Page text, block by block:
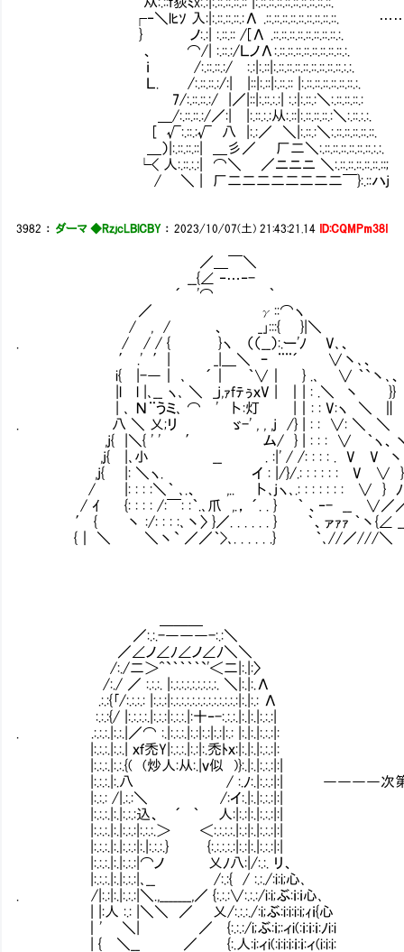
┌‐＼lﾋｿ 入:|:.::.::.::.:Λ .::.::.::.::.::.::.::.::.::. ……その
} ノ:.:| :.::.:: /[Λ .::.::.::.::.::.::.::.::.:.
、 ⌒/| :.::.:/ＬノΛ:.::.::.::.::.::.::.::.::.:.
ｉ /:.::.::.:/ :.:|:.::|:.::.::.::.::.::.::.::.::.:.:.
Ｌ. /:.::.::.:/:| |::|:.::|:.::.:: |:.::.::.::.::.::.::.:.
7/:.::.::.:/ |／|::|:.::.:.:| :.:|:.::.:＼:.::.::.::.:
＿/:.::.::.:/／:| |:.::.:.:从:.::|:.::.::.::.:＼:.::.:.:.
[ √:.::.:√ 八 |:.:／ ＼|:.::.:＼:.::.::.::.::.::.
＿）|:.::.::.::| ＿彡／ 厂二＼:.::.::.::.::.::.::.:.:.
└< 人:.::.:.:| ⌒＼ ／ニニニ ＼:.::.::.::.::.::.::;
/ ＼ | 厂二二二二二二二二￣}:.::ハj
3982 ： ダーマ ◆RzjcLBlCBY：2023/10/07(土) 21:43:21.14 ID:CQMPm38I
／＿￣＼
__{∠ ‐…‐-
´ '⌒ ｀
／ γ::⌒ヽ
/ , / 、 _｣:::{ }|＼
. / / / { }ヽ （（__）:.ー'ﾉ V､、
′ .' ′| _|＿＼ ｰ ¨¨´ ∨丶､、
i{ |-―｜ ､ ´｜ ｀∨｜ } .､ ∨ ｀`丶､、
|l l |､__ ヽ､ ＼ _j,ｧfﾃぅｘV | ｜| : .＼ 丶 }}
| ､ Ν¨うミ､ ⌒ ' 卜:灯 Ⅵ |｜: : V:ヽ ＼ ∥
. 八 ＼ 乂;リ ゞ-' , , ,j /} | : : ∨: ＼ ＼
,j{ |＼{ ' ' ′ ム/ } | : : : ∨ ｀ヽ、
,j{ |､小 __ . :|' / /: : : : . V V 丶
,j{ |: ＼ヽ. ＇ イ : |/}/.: : : : : : V ∨ }
/ |: : : :＼｀ ､.、 ,.. 卜､jヽ､.: : : : : : : ∨ }
/ ｲ {: : : : /:￣: :｀.､爪 ,.， ´. . } ｀ 、‐- __ ∨／
′ { 丶 :/: : : :､丶〉 }／. . . . . . } ｀、ァｧｧ ｀丶{∠
{｜ ＼ ＼丶` ／／｀>､. . . . . .} ｀､//／///＼
／:.:.-―――-:.:＼
／∠ノ∠ﾉ∠ノ∠ﾉ＼＼
/:./二＞^`｀｀｀｀`'＜二|:.|:〉
/:./ ／ :.:.:. |:.:.:.:.:.:.:.:.:. ＼|:.|:.Λ
.:.:{｢/:.:.:.: |:.:.:|:.:.:.:.:.:.:.:.:.:.:.:.:|:.|:.: Λ
:.:.:{/ |:.:.:.:.|:.:.:|:.:.:.|:十‐-:.:.:.|:.|:.|:.:.:|
. .:.:.:.|:.:.|／⌒ :.|:.:.:.|:.:|:.:|:.:|:.: |:.|:.|:.:.:|:
|:.:.:.|:.:.| ｘｆ禿Y|:.:.:.|:.:|:.禿ﾄｘ:|:.|:.|:.:.:|:
|:.:.:.|:.:.{( (炒人:从:.|ｖ似 )}:.|:.|:.:.:|:|
|:.:.:.|:.八 / :.ﾉ:.|:.:.:|:| ――――次第に、それだけ
|:.:.: /|.:.:＼ /:イ:.|:.|:.:.:|:|
|:.:.:.|:.|:.:.:込、 ´ ｀ 人:|:.:|:.|:.:.:|:|
|:.:.:.|:.|:.:.:|:.:.:.＞ ＜:.:.:.:.|:.:|:.|:.:.:|:|
|:.:.:.|:.|:.:.:|:.|:.:.:.} {:.:.:.:.:|:.:|:.|:.:.:|:|
|:.:.:.|:.|:.:.:|⌒ノ 乂ﾉ八:|/:.:. リ、
|:.:.:.|:.|:.:.:|､__ /:.:{ / :.:./:i:i;心､
. /|:.:|:.|:.:.:|＼.,_______,／ {:.:.:∨:.:.:/i:i;ぶ:ｉ:ｉ心､
| |:人 :.: |＼＼ ／ 乂/:.:.:./:i;ぶ:i:i:i:i;ｨｉ{心
｜' ＼| ／ {:.:.:/i;ぶ:ｉ;:ィi(:ｉ:ｉ:ｉ:ﾉi:i
| { ＼__ ／ {:.人:i:ィi(:i:i:i:ｉ:ｉ:ィ(i:i:i: